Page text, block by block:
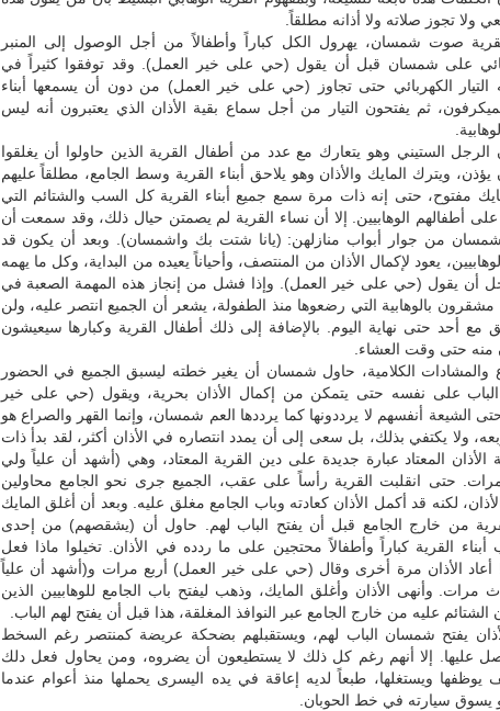
ولا تجوز صلاته ولا أذانه مطلقاً.
صوت شمسان، يهرول الكل كباراً وأطفالاً من أجل الوصول إلى المنبر
على شمسان قبل أن يقول (حي على خير العمل). وقد توفقوا كثيراً في
التيار الكهربائي حتى تجاوز (حي على خير العمل) من دون أن يسمعها أبناء
ثم يفتحون التيار من أجل سماع بقية الأذان الذي يعتبرون أنه ليس
الستيني وهو يتعارك مع عدد من أطفال القرية الذين حاولوا أن يغلقوا
يؤذن، ويترك المايك والأذان وهو يلاحق أبناء القرية وسط الجامع، مطلقاً عليهم
مفتوح، حتى إنه ذات مرة سمع جميع أبناء القرية كل السب والشتائم التي
أطفالهم الوهابيين. إلا أن نساء القرية لم يصمتن حيال ذلك، وقد سمعت أن
من جوار أبواب منازلهن: (يانا شتت بك واشمسان). وبعد أن يكون قد
يعود لإكمال الأذان من المنتصف، وأحياناً يعيده من البداية، وكل ما يهمه
أن يقول (حي على خير العمل). وإذا فشل من إنجاز هذه المهمة الصعبة في
مشقرون بالوهابية التي رضعوها منذ الطفولة، يشعر أن الجميع انتصر عليه، ولن
مع أحد حتى نهاية اليوم. بالإضافة إلى ذلك أطفال القرية وكبارها سيعيشون
منه حتى وقت العشاء.
الكلامية، حاول شمسان أن يغير خطته ليسبق الجميع في الحضور
الباب على نفسه حتى يتمكن من إكمال الأذان بحرية، ويقول (حي على خير
الشيعة أنفسهم لا يرددونها كما يرددها العم شمسان، وإنما القهر والصراع هو
ولا يكتفي بذلك، بل سعى إلى أن يمدد انتصاره في الأذان أكثر، لقد بدأ ذات
المعتاد عبارة جديدة على دين القرية المعتاد، وهي (أشهد أن علياً ولي
مرات. حتى انقلبت القرية رأساً على عقب، الجميع جرى نحو الجامع محاولين
لكنه قد أكمل الأذان كعادته وباب الجامع مغلق عليه. وبعد أن أغلق المايك
من خارج الجامع قبل أن يفتح الباب لهم. حاول أن (يشقصهم) من إحدى
أبناء القرية كباراً وأطفالاً محتجين على ما ردده في الأذان. تخيلوا ماذا فعل
الأذان مرة أخرى وقال (حي على خير العمل) أربع مرات و(أشهد أن علياً
مرات. وأنهى الأذان وأغلق المايك، وذهب ليفتح باب الجامع للوهابيين الذين
الشتائم عليه من خارج الجامع عبر النوافذ المغلقة، هذا قبل أن يفتح لهم الباب.
يفتح شمسان الباب لهم، ويستقبلهم بضحكة عريضة كمنتصر رغم السخط
عليها. إلا أنهم رغم كل ذلك لا يستطيعون أن يضروه، ومن يحاول فعل دلك
ويستغلها، طبعاً لديه إعاقة في يده اليسرى يحملها منذ أعوام عندما
سيارته في خط الحوبان.